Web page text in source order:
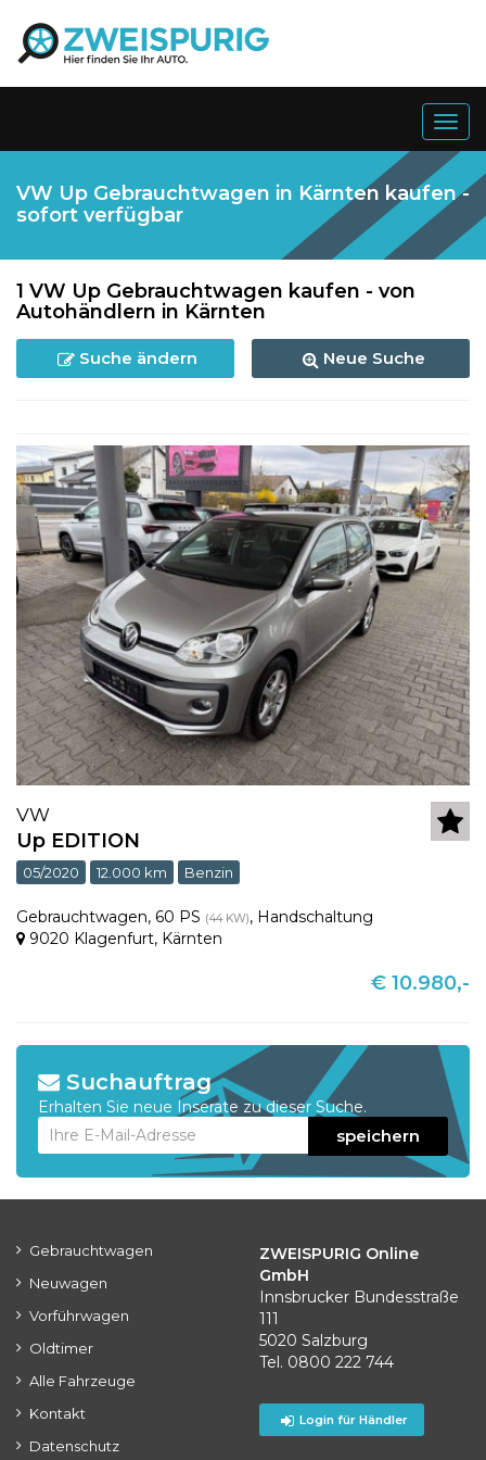
VW Up Gebrauchtwagen in Kärnten kaufen -
sofort verfügbar
1 VW Up Gebrauchtwagen kaufen - von
Autohändlern in Kärnten
Suche ändern Neue Suche
VW
Up EDITION
05/2020 12.000 km Benzin
Gebrauchtwagen, 60 PS (44 KW), Handschaltung
9020 Klagenfurt, Kärnten
€ 10.980,-
Suchauftrag
Erhalten Sie neue Inserate zu dieser Suche.
speichern
Gebrauchtwagen
Neuwagen
Vorführwagen
Oldtimer
Alle Fahrzeuge
Kontakt
Datenschutz
ZWEISPURIG Online
GmbH
Innsbrucker Bundesstraße
111
5020 Salzburg
Tel. 0800 222 744
Login für Händler